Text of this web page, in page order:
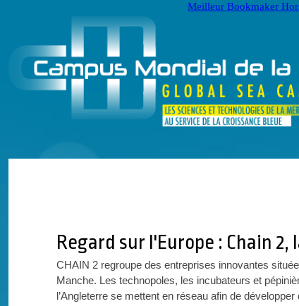
Meilleur Bookmaker
Regard sur l'Europe : Chain
CHAIN 2 regroupe des entreprises innovantes
Manche. Les technopoles, les incubateurs et
l’Angleterre se mettent en réseau afin de